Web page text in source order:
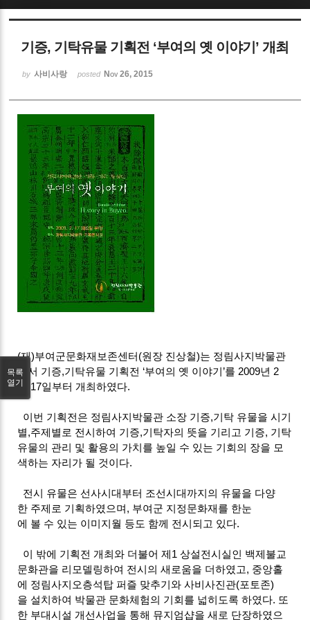
기증, 기탁유물 기획전 ‘부여의 옛 이야기’ 개최
by 사비사랑 posted Nov 26, 2015
(재)부여군문화재보존센터(원장 진상철)는 정림사지박물관
에서 기증,기탁유물 기획전 ‘부여의 옛 이야기’를 2009년 2
월 17일부터 개최하였다.
이번 기획전은 정림사지박물관 소장 기증,기탁 유물을 시기
별,주제별로 전시하여 기증,기탁자의 뜻을 기리고 기증, 기탁
유물의 관리 및 활용의 가치를 높일 수 있는 기회의 장을 모
색하는 자리가 될 것이다.
전시 유물은 선사시대부터 조선시대까지의 유물을 다양
한 주제로 기획하였으며, 부여군 지정문화재를 한눈
에 볼 수 있는 이미지월 등도 함께 전시되고 있다.
이 밖에 기획전 개최와 더불어 제1 상설전시실인 백제불교
문화관을 리모델링하여 전시의 새로움을 더하였고, 중앙홀
에 정림사지오층석탑 퍼즐 맞추기와 사비사진관(포토존)
을 설치하여 박물관 문화체험의 기회를 넓히도록 하였다. 또
한 부대시설 개선사업을 통해 뮤지엄샵을 새로 단장하였으
목록
열기
Sketchbook5, 스케치북5
Sketchbook5, 스케치북5